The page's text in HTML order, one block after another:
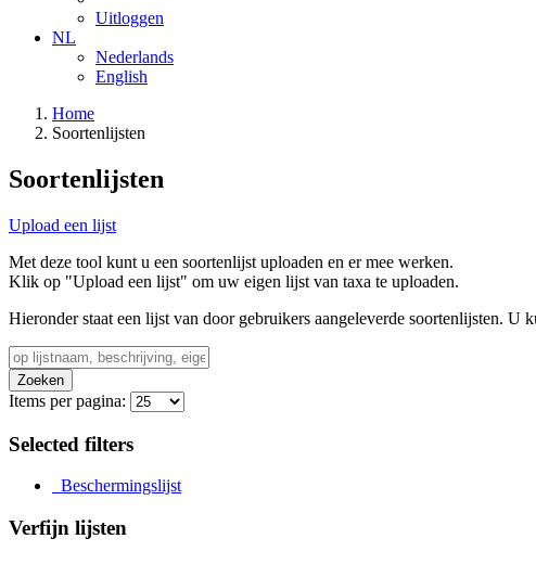
Uitloggen
NL
Nederlands
English
Home
Soortenlijsten
Soortenlijsten
Upload een lijst
Met deze tool kunt u een soortenlijst uploaden en er mee werken.
Klik op "Upload een lijst" om uw eigen lijst van taxa te uploaden.
Hieronder staat een lijst van door gebruikers aangeleverde soortenlijsten. U
Zoeken
Items per pagina:
Selected filters
Beschermingslijst
Verfijn lijsten